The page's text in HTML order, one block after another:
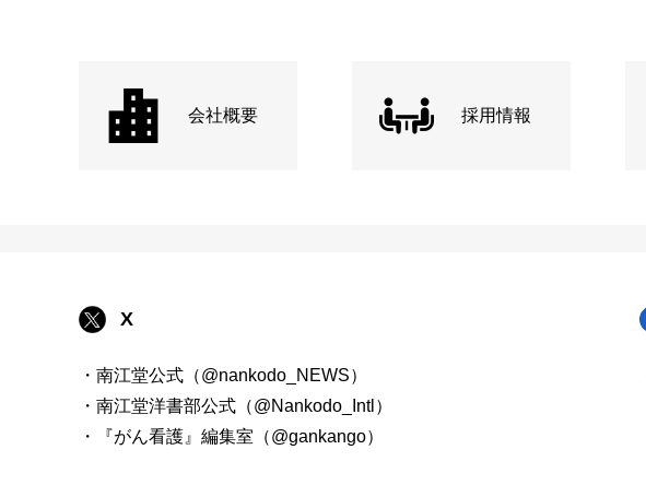
会社概要 採用情報
X
・南江堂公式（@nankodo_NEWS）
・南江堂洋書部公式（@Nankodo_Intl）
・『がん看護』編集室（@gankango）